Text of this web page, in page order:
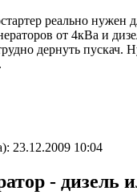
реально нужен
от 4кВа и
дернуть пускач.
23.12.2009 10:04
- дизель